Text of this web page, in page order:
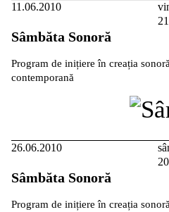
11.06.2010
Sâmbăta Sonoră
Program de inițiere în creația
contemporană
26.06.2010
Sâmbăta Sonoră
Program de inițiere în creația